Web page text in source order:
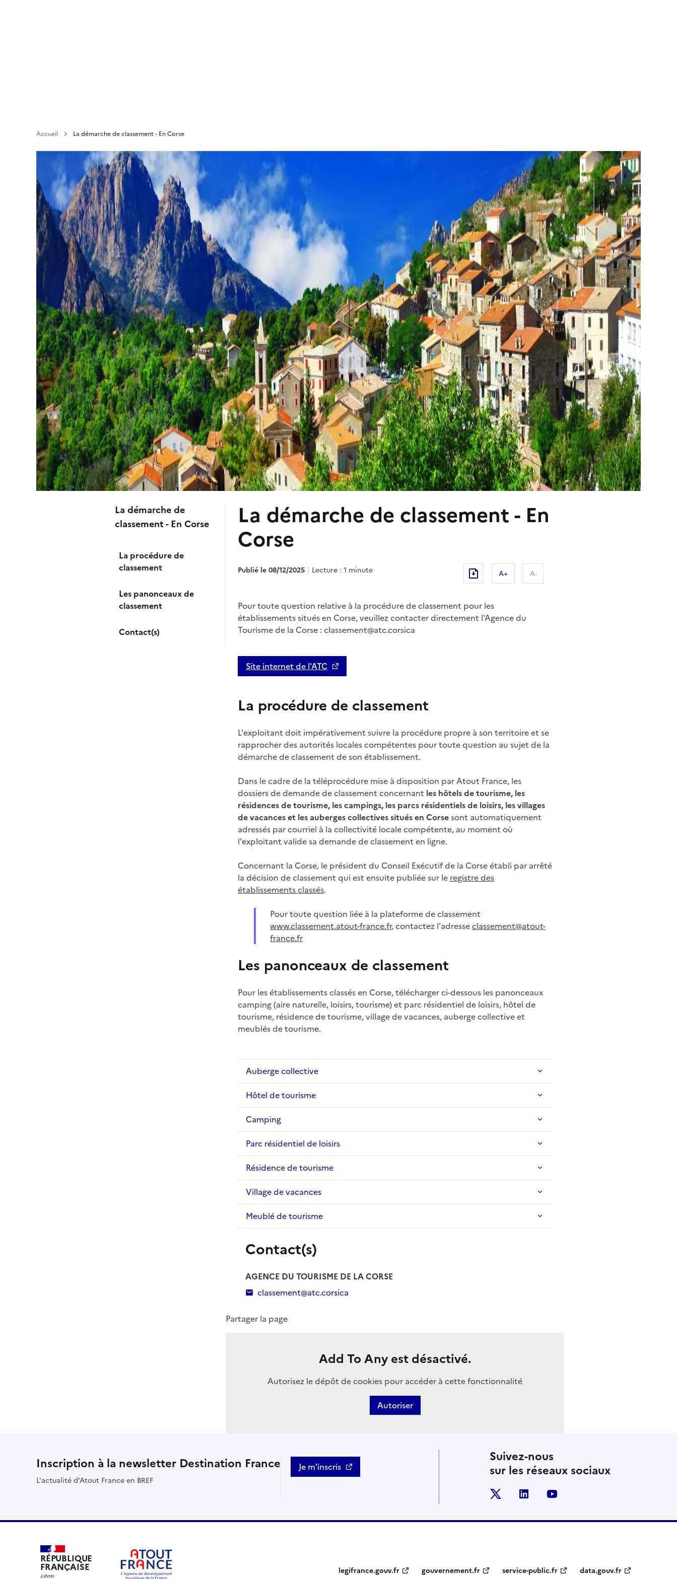
Accueil La démarche de classement - En Corse
La démarche de
classement - En Corse
La procédure de
classement
Les panonceaux de
classement
Contact(s)
La démarche de classement - En
Corse
Publié le 08/12/2025 Lecture : 1 minute A+ A-
Pour toute question relative à la procédure de classement pour les
établissements situés en Corse, veuillez contacter directement l'Agence du
Tourisme de la Corse : classement@atc.corsica
Site internet de l'ATC
La procédure de classement
L'exploitant doit impérativement suivre la procédure propre à son territoire et se
rapprocher des autorités locales compétentes pour toute question au sujet de la
démarche de classement de son établissement.
Dans le cadre de la téléprocédure mise à disposition par Atout France, les
dossiers de demande de classement concernant les hôtels de tourisme, les
résidences de tourisme, les campings, les parcs résidentiels de loisirs, les villages
de vacances et les auberges collectives situés en Corsesont automatiquement
adressés par courriel à la collectivité locale compétente, au moment où
l'exploitant valide sa demande de classement en ligne.
Concernant la Corse, le président du Conseil Exécutif de la Corse établi par arrêté
la décision de classement qui est ensuite publiée sur le registre des
établissements classés.
Pour toute question liée à la plateforme de classement
www.classement.atout-france.fr, contactez l'adresseclassement@atout-
france.fr
Les panonceaux de classement
Pour les établissements classés en Corse, télécharger ci-dessous les panonceaux
camping (aire naturelle, loisirs, tourisme) et parc résidentiel de loisirs, hôtel de
tourisme, résidence de tourisme, village de vacances, auberge collective et
meublés de tourisme.
Auberge collective
Hôtel de tourisme
Camping
Parc résidentiel de loisirs
Résidence de tourisme
Village de vacances
Meublé de tourisme
Contact(s)
AGENCE DU TOURISME DE LA CORSE
classement@atc.corsica
Partager la page
Add To Any est désactivé.
Autorisez le dépôt de cookies pour accéder à cette fonctionnalité
Autoriser
Inscription à la newsletter Destination France
L'actualité d'Atout France en BREF
Je m'inscris
Suivez-nous
sur les réseaux sociaux
linkedin
RÉPUBLIQUE
FRANÇAISE legifrance.gouv.fr gouvernement.fr service-public.fr data.gouv.fr